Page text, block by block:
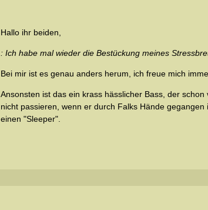
Hallo ihr beiden,
: Ich habe mal wieder die Bestückung meines
Bei mir ist es genau anders herum, ich freue mich
Ansonsten ist das ein krass hässlicher Bass, der
nicht passieren, wenn er durch Falks Hände
einen "Sleeper".